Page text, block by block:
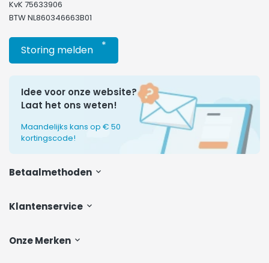
Klantenservice
Onze Merken
KvK 75633906
BTW NL860346663B01
Storing melden *
Idee voor onze website?
Laat het ons weten!
Maandelijks kans op € 50
kortingscode!
Betaalmethoden